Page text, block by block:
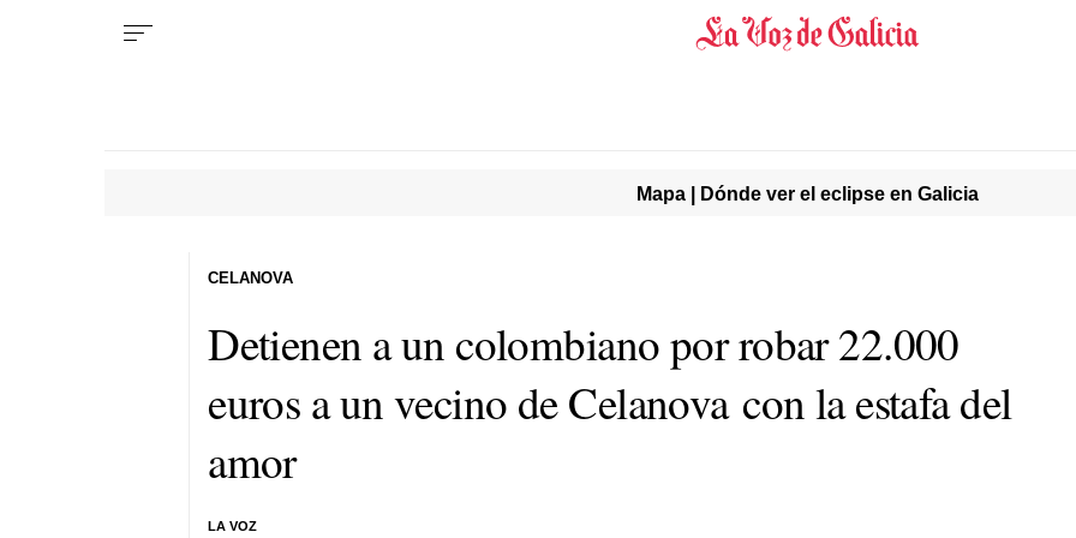
Mapa | Dónde ver el eclipse en Galicia
Detienen a un colombiano por robar 22.000
euros a un vecino de Celanova con la estafa del
amor
LA VOZ
CELANOVA